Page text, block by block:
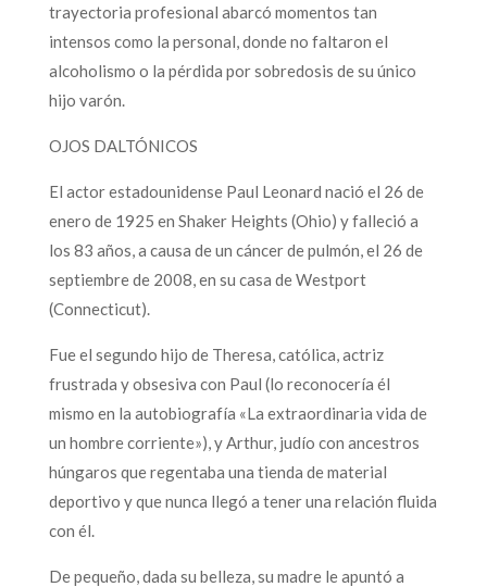
trayectoria profesional abarcó momentos tan
intensos como la personal, donde no faltaron el
alcoholismo o la pérdida por sobredosis de su único
hijo varón.
OJOS DALTÓNICOS
El actor estadounidense Paul Leonard nació el 26 de
enero de 1925 en Shaker Heights (Ohio) y falleció a
los 83 años, a causa de un cáncer de pulmón, el 26 de
septiembre de 2008, en su casa de Westport
(Connecticut).
Fue el segundo hijo de Theresa, católica, actriz
frustrada y obsesiva con Paul (lo reconocería él
mismo en la autobiografía «La extraordinaria vida de
un hombre corriente»), y Arthur, judío con ancestros
húngaros que regentaba una tienda de material
deportivo y que nunca llegó a tener una relación fluida
con él.
De pequeño, dada su belleza, su madre le apuntó a